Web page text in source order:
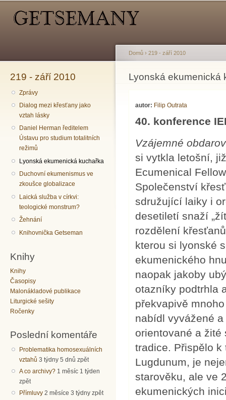
219 - září 2010
Zprávy
Dialog mezi křesťany jako
vztah lásky
Daniel Herman ředitelem
Ústavu pro studium totalitních
režimů
Lyonská ekumenická kuchařka
Duchovní ekumenismus ve
zkoušce globalizace
Laická služba v církvi:
teologické monstrum?
Žehnání
Knihovnička Getseman
Knihy
Knihy
Časopisy
Malonákladové publikace
Liturgické sešity
Ročenky
Poslední komentáře
Problematika homosexuálních
vztahů 3 týdny 5 dnů zpět
A co archivy? 1 měsíc 1 týden
zpět
Přímluvy 2 měsíce 3 týdny zpět
Jste zde
Domů › 219 - září 2010
Lyonská ekumenická
autor: Filip Outrata
40. konference
Vzájemné
si vytkla letošní,
Ecumenical
Společenství
sdružující laiky i
desetiletí snaží
rozdělení
kterou si lyonské
ekumenického
naopak jakoby
otazníky podtrhla
překvapivě
nabídl vyvážené
orientované a žité
tradice. Přispělo
Lugdunum, je
starověku, ale ve
ekumenických